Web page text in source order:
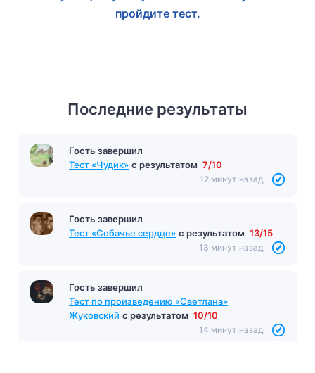
пройдите тест.
Последние результаты
Гость завершил
Тест «Чудик» с результатом 7/10
12 минут назад
Гость завершил
Тест «Собачье сердце» с результатом 13/15
13 минут назад
Гость завершил
Тест по произведению «Светлана»
Жуковский с результатом 10/10
14 минут назад